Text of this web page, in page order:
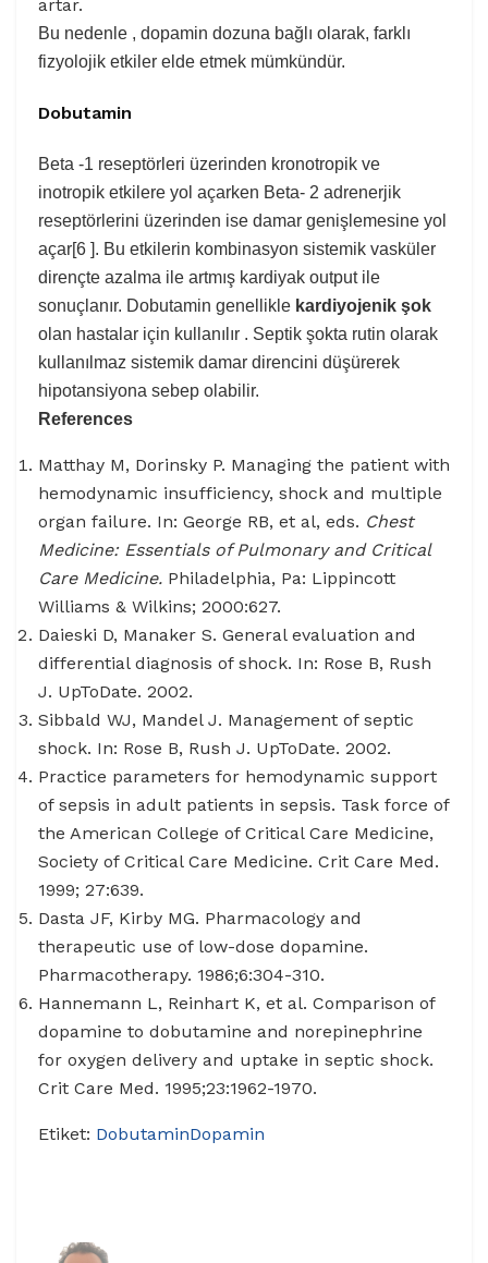
artar.
Bu nedenle , dopamin dozuna bağlı olarak, farklı
fizyolojik etkiler elde etmek mümkündür.
Dobutamin
Beta -1 reseptörleri üzerinden kronotropik ve
inotropik etkilere yol açarken Beta- 2 adrenerjik
reseptörlerini üzerinden ise damar genişlemesine yol
açar[6 ]. Bu etkilerin kombinasyon sistemik vasküler
dirençte azalma ile artmış kardiyak output ile
sonuçlanır. Dobutamin genellikle kardiyojenik şok
olan hastalar için kullanılır . Septik şokta rutin olarak
kullanılmaz sistemik damar direncini düşürerek
hipotansiyona sebep olabilir.
References
Matthay M, Dorinsky P. Managing the patient with
hemodynamic insufficiency, shock and multiple
organ failure. In: George RB, et al, eds. Chest
Medicine: Essentials of Pulmonary and Critical
Care Medicine. Philadelphia, Pa: Lippincott
Williams & Wilkins; 2000:627.
Daieski D, Manaker S. General evaluation and
differential diagnosis of shock. In: Rose B, Rush
J. UpToDate. 2002.
Sibbald WJ, Mandel J. Management of septic
shock. In: Rose B, Rush J. UpToDate. 2002.
Practice parameters for hemodynamic support
of sepsis in adult patients in sepsis. Task force of
the American College of Critical Care Medicine,
Society of Critical Care Medicine. Crit Care Med.
1999; 27:639.
Dasta JF, Kirby MG. Pharmacology and
therapeutic use of low-dose dopamine.
Pharmacotherapy. 1986;6:304-310.
Hannemann L, Reinhart K, et al. Comparison of
dopamine to dobutamine and norepinephrine
for oxygen delivery and uptake in septic shock.
Crit Care Med. 1995;23:1962-1970.
Etiket: DobutaminDopamin